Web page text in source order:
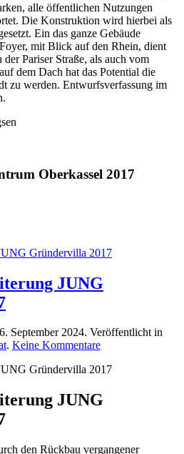
alle öffentlichen Nutzungen
Die Konstruktion wird hierbei als
Ein das ganze Gebäude
mit Blick auf den Rhein, dient
Pariser Straße, als auch vom
dem Dach hat das Potential die
zu werden. Entwurfsverfassung im
Oberkassel 2017
JUNG
September 2024. Veröffentlicht in
. Keine Kommentarezu
und
JUNG
Gründervilla
JUNG
den Rückbau vergangener